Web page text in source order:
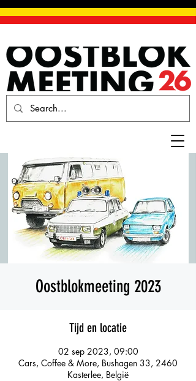
Oostblokmeeting 2023
Tijd en locatie
02 sep 2023, 09:00
Cars, Coffee & More, Bushagen 33, 2460
Kasterlee, België